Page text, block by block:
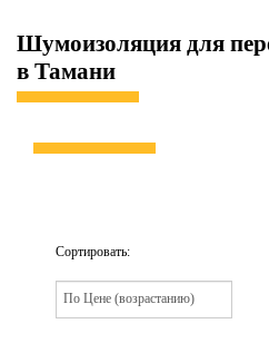
Шумоизоляция для
в Тамани
Сортировать: